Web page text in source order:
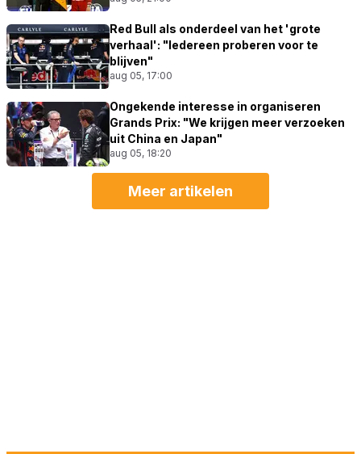
Red Bull als onderdeel van het 'grote
verhaal': "Iedereen proberen voor te
blijven"
aug 05, 17:00
Ongekende interesse in organiseren
Grands Prix: "We krijgen meer verzoeken
uit China en Japan"
aug 05, 18:20
Meer artikelen